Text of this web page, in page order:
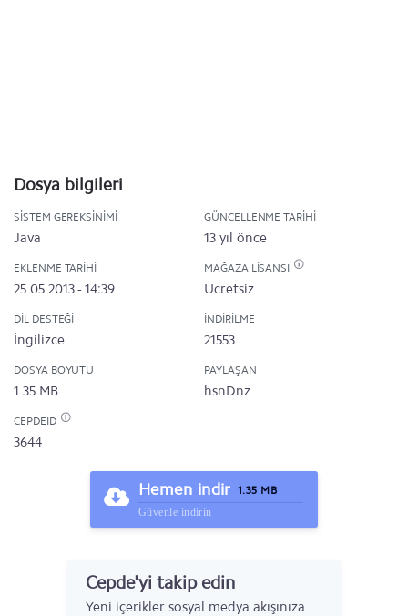
Dosya bilgileri
SISTEM GEREKSINIMI
Java
GÜNCELLENME TARIHI
13 yıl önce
EKLENME TARIHI
25.05.2013 - 14:39
MAĞAZA LISANSI
Ücretsiz
DIL DESTEĞI
İngilizce
İNDIRILME
21553
DOSYA BOYUTU
1.35 MB
PAYLAŞAN
hsnDnz
CEPDEID
3644
Hemen indir 1.35 MB
Güvenle indirin
Cepde'yi takip edin
Yeni içerikler sosyal medya akışınıza